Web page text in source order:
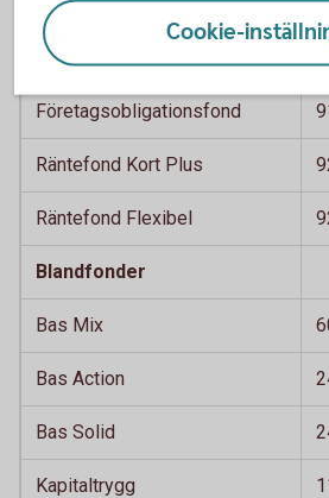
Ethica
Företagsobligationsfond
Företagsobligationsfond
Räntefond Kort Plus
Räntefond Flexibel
Blandfonder
Bas Mix
Bas Action
Bas Solid
Kapitaltrygg
Cookie-